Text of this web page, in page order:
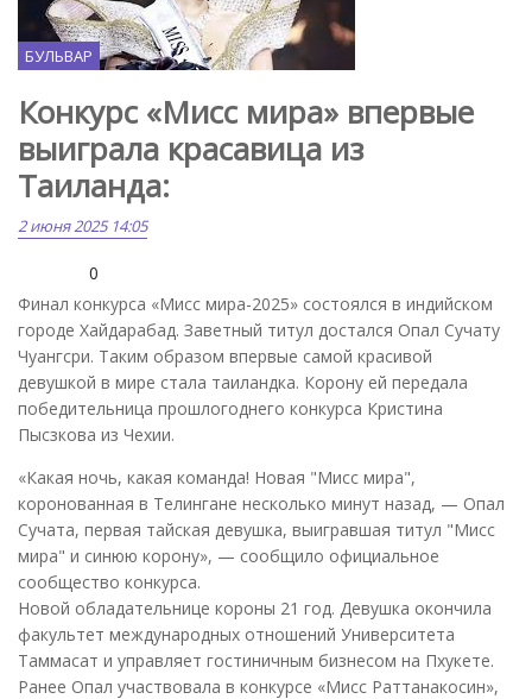
БУЛЬВАР
Конкурс «Мисс мира» впервые
выиграла красавица из
Таиланда:
2 июня 2025 14:05
0
Финал конкурса «Мисс мира-2025» состоялся в индийском
городе Хайдарабад. Заветный титул достался Опал Сучату
Чуангсри. Таким образом впервые самой красивой
девушкой в мире стала таиландка. Корону ей передала
победительница прошлогоднего конкурса Кристина
Пысзкова из Чехии.
«Какая ночь, какая команда! Новая "Мисс мира",
коронованная в Телингане несколько минут назад, — Опал
Сучата, первая тайская девушка, выигравшая титул "Мисс
мира" и синюю корону», — сообщило официальное
сообщество конкурса.
Новой обладательнице короны 21 год. Девушка окончила
факультет международных отношений Университета
Таммасат и управляет гостиничным бизнесом на Пхукете.
Ранее Опал участвовала в конкурсе «Мисс Раттанакосин»,